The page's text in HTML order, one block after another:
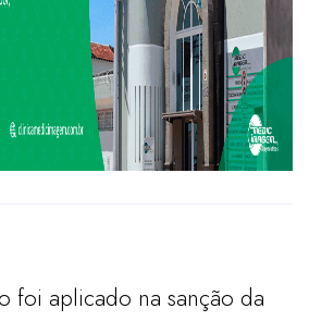
foi aplicado na sanção da